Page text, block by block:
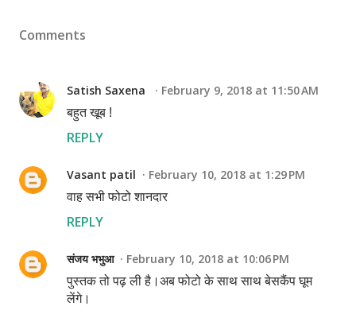
Comments
Satish Saxena February 9, 2018 at 11:50 AM
बहुत खूब !
REPLY
Vasant patil February 10, 2018 at 1:29 PM
वाह सभी फोटो शानदार
REPLY
संजय भभुआ February 10, 2018 at 10:06 PM
पुस्तक तो पढ़ ली है।अब फोटो के साथ साथ बेसकैंप घूम
लेंगे।